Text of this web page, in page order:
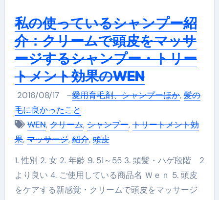
私の使っているシャンプー紹
介：クリームで頭皮をマッサ
ージするシャンプー・トリー
トメント効果のWEN
2016/08/17 –愛用育毛剤、シャンプーほか,髪の
毛に良かったこと
WEN,クリーム,シャンプー,トリートメント効
果,マッサージ,紹介,頭皮
1. 性別 2. 女 2. 年齢 9. 51～55 3. 頭髪・ハゲ段階 2
より良い 4. ご使用している商品名 Ｗｅｎ 5. 頭皮
をケアする新感覚・クリームで頭皮をマッサージ